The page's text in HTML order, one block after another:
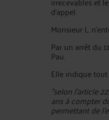
d'appel.
Monsieur L.
Par un arrêt du
Pau.
Elle indique
"selon l'article
ans à compter
permettant de